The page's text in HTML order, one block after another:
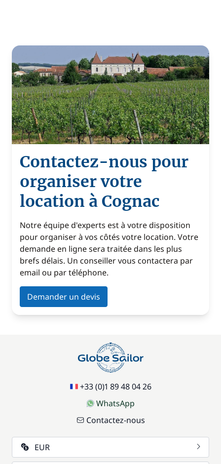
Contactez-nous pour
organiser votre
location à Cognac
Notre équipe d'experts est à votre disposition
pour organiser à vos côtés votre location. Votre
demande en ligne sera traitée dans les plus
brefs délais. Un conseiller vous contactera par
email ou par téléphone.
Demander un devis
+33 (0)1 89 48 04 26
WhatsApp
Contactez-nous
EUR